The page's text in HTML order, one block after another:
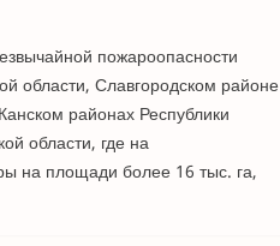
пожароопасности
области, Славгородском районе
районах Республики
области, где на
на площади более 16 тыс. га,